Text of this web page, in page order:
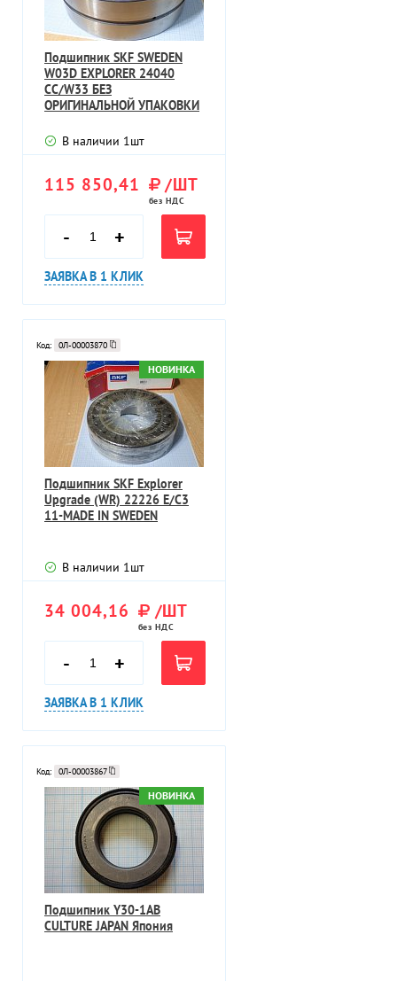
Подшипник SKF SWEDEN
W03D EXPLORER 24040
CC/W33 БЕЗ
ОРИГИНАЛЬНОЙ УПАКОВКИ
В наличии 1 шт
115 850,41 /ШТ
без НДС
- +
ЗАЯВКА В 1 КЛИК
Код: 0Л-00003870
НОВИНКА
Подшипник SKF Explorer
Upgrade (WR) 22226 E/C3
11-MADE IN SWEDEN
В наличии 1 шт
34 004,16 /ШТ
без НДС
- +
ЗАЯВКА В 1 КЛИК
Код: 0Л-00003867
НОВИНКА
Подшипник Y30-1AB
CULTURE JAPAN Япония